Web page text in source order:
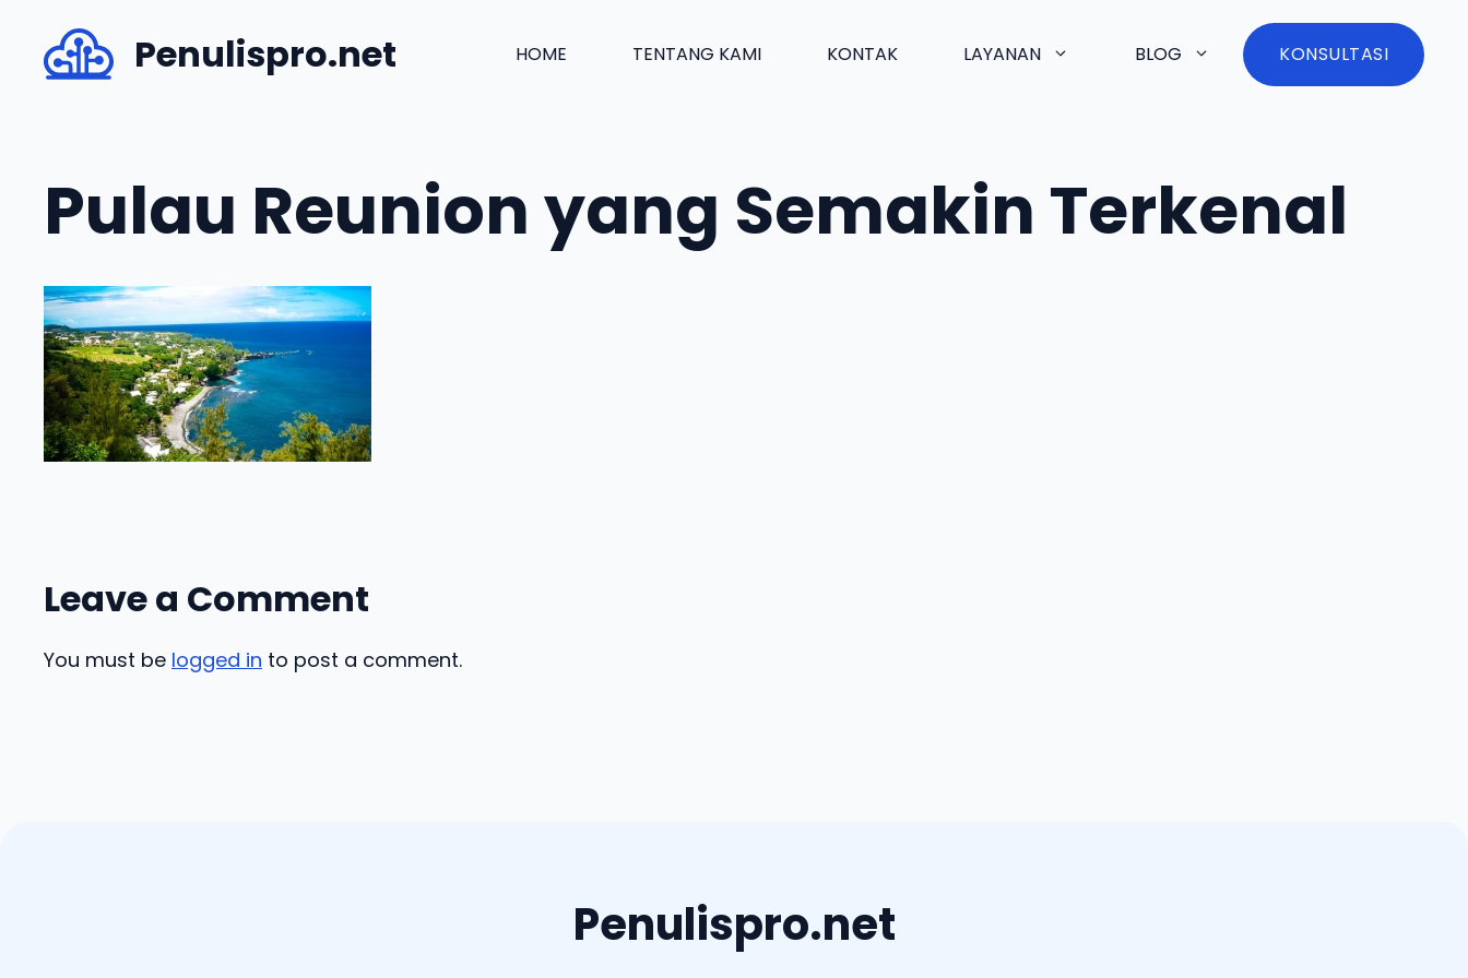
content
Penulispro.net HOME TENTANG KAMI KONTAK LAYANAN BLOG KONSULTASI
Pulau Reunion yang Semakin Terkenal
Leave a Comment
You must be logged in to post a comment.
Penulispro.net